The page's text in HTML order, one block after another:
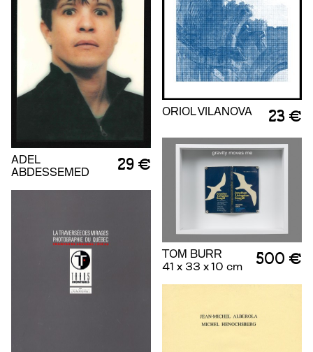
ORIOL VILANOVA 23 €
ADEL
ABDESSEMED
29 €
TOM BURR
41 x 33 x 10 cm
500 €